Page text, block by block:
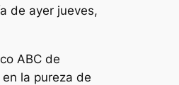
de ayer jueves,
ABC de
la pureza de